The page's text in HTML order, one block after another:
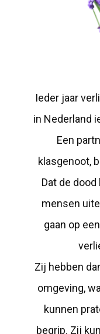
Ieder jaar
in Nederland
Een
klasgenoot,
Dat de
mensen
gaan op
Zij hebben
omgeving,
kunnen
begrip. Zij